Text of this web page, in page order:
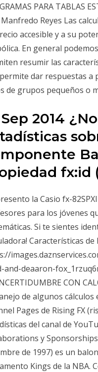
PARA TABLAS
Reyes Las
accesible y a su
En general
resumir las
dar respuestas a
de grupos pequeños o
Sep 2014
fx:id
la Casio fx-
para los jóvenes
Si te sientes
Características
and-deaaron-
CON
de algunos
Pages de Rising FX
del canal de
y
de 1997) es un
Kings de la NBA.